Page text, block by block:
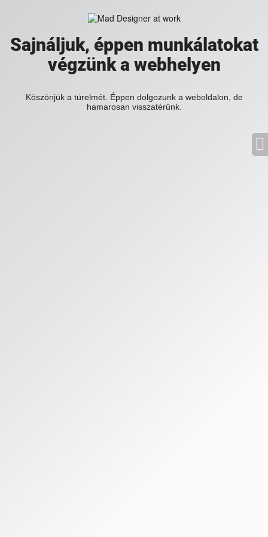
Sajnáljuk, éppen munkálatokat
végzünk a webhelyen
Köszönjük a türelmét. Éppen dolgozunk a weboldalon, de
hamarosan visszatérünk.